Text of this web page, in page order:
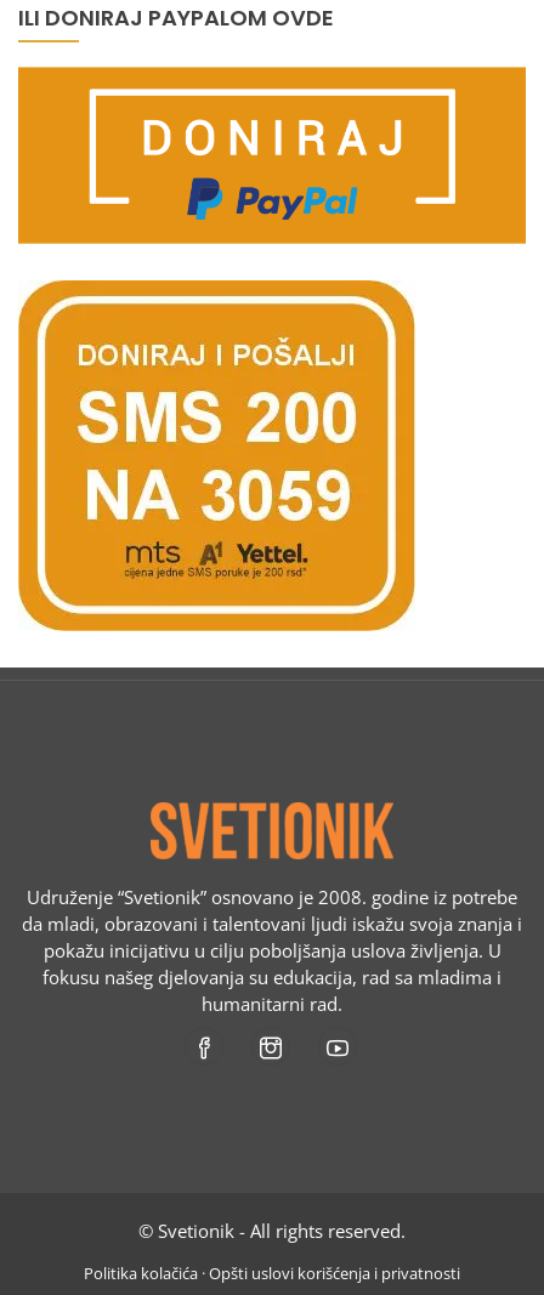
ILI DONIRAJ PAYPALOM OVDE
Udruženje “Svetionik” osnovano je 2008. godine iz potrebe
da mladi, obrazovani i talentovani ljudi iskažu svoja znanja i
pokažu inicijativu u cilju poboljšanja uslova življenja. U
fokusu našeg djelovanja su edukacija, rad sa mladima i
humanitarni rad.
© Svetionik - All rights reserved.
Politika kolačića ·Opšti uslovi korišćenja i privatnosti